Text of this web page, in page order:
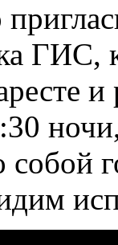
ГИС,
собой